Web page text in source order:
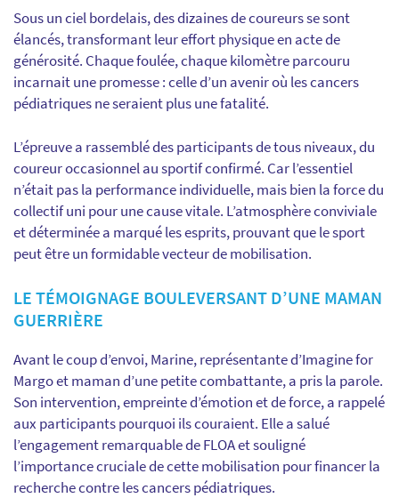
Sous un ciel bordelais, des dizaines de coureurs se sont
élancés, transformant leur effort physique en acte de
générosité. Chaque foulée, chaque kilomètre parcouru
incarnait une promesse : celle d’un avenir où les cancers
pédiatriques ne seraient plus une fatalité.
L’épreuve a rassemblé des participants de tous niveaux, du
coureur occasionnel au sportif confirmé. Car l’essentiel
n’était pas la performance individuelle, mais bien la force du
collectif uni pour une cause vitale. L’atmosphère conviviale
et déterminée a marqué les esprits, prouvant que le sport
peut être un formidable vecteur de mobilisation.
LE TÉMOIGNAGE BOULEVERSANT D’UNE MAMAN
GUERRIÈRE
Avant le coup d’envoi, Marine, représentante d’Imagine for
Margo et maman d’une petite combattante, a pris la parole.
Son intervention, empreinte d’émotion et de force, a rappelé
aux participants pourquoi ils couraient. Elle a salué
l’engagement remarquable de FLOA et souligné
l’importance cruciale de cette mobilisation pour financer la
recherche contre les cancers pédiatriques.